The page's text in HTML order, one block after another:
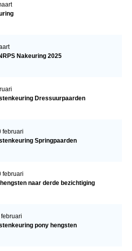
Nakeuring 2025
Dressuurpaarden
februari
Springpaarden
februari
naar derde bezichtiging
pony hengsten